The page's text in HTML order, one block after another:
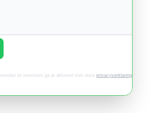
te versturen ga je akkoord met onze privacyverklaring.